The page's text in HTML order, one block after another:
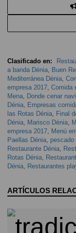
Clasificado en:
a banda Dénia, Buen
Mediterránea Dénia,
empresa 2017, Comida
Mena, Donde cenar
Dénia, Empresas
las Rotas Dénia, Final
Dénia, Marisco Dénia,
empresa 2017, Menú
Paellas Dénia, pescado
Restaurante Dénia,
Rotas Dénia,
Dénia, Restaurantes
ARTÍCULOS